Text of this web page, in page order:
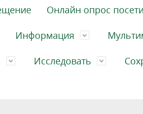
Онлайн опрос
Информация
Исследовать